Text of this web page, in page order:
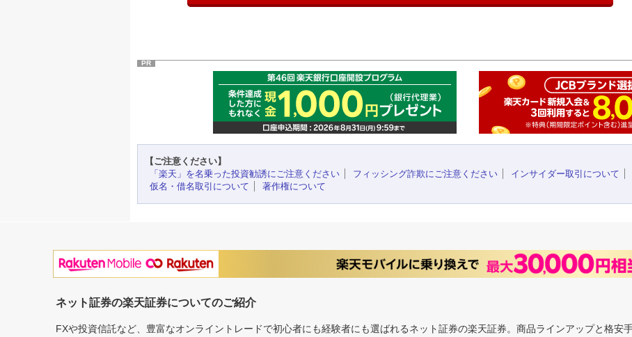
PR
【ご注意ください】
「楽天」を名乗った投資勧誘にご注意ください
フィッシング詐欺にご注意ください インサイダー取引について
仮名・借名取引について
著作権について
ネット証券の楽天証券についてのご紹介
FXや投資信託など、豊富なオンライントレードで初心者にも経験者にも選ばれるネット証券の楽天証券。商品ラインアップと格安